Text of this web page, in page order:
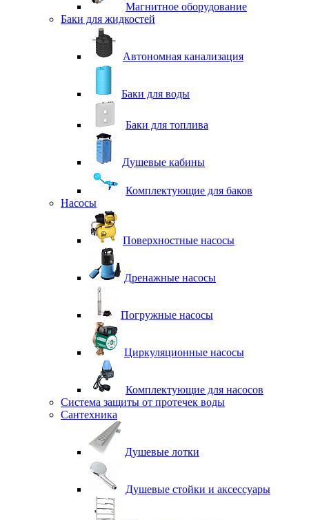
Магнитное оборудование
Баки для жидкостей
Автономная канализация
Баки для воды
Баки для топлива
Душевые кабины
Комплектующие для баков
Насосы
Поверхностные насосы
Дренажные насосы
Погружные насосы
Циркуляционные насосы
Комплектующие для насосов
Система защиты от протечек воды
Сантехника
Душевые лотки
Душевые стойки и аксессуары